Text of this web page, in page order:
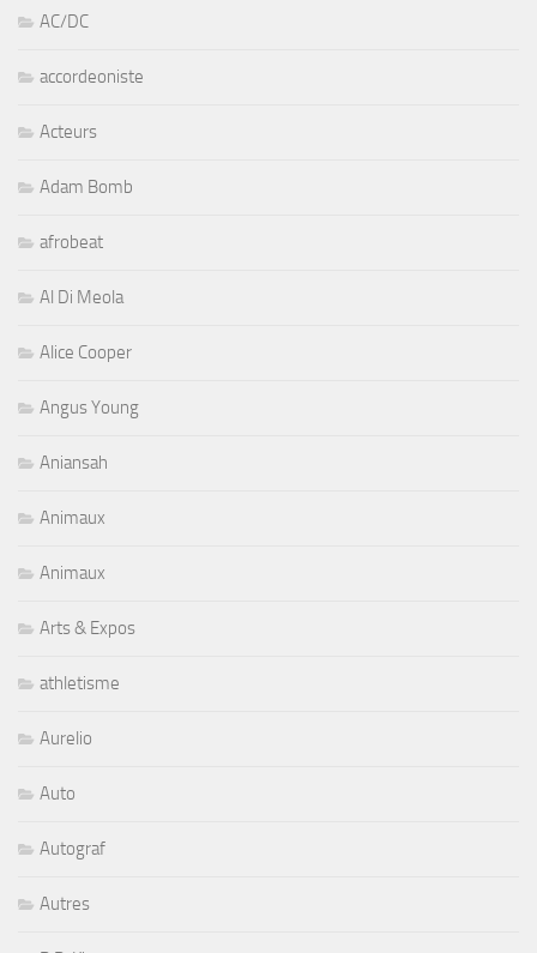
AC/DC
accordeoniste
Acteurs
Adam Bomb
afrobeat
Al Di Meola
Alice Cooper
Angus Young
Aniansah
Animaux
Animaux
Arts & Expos
athletisme
Aurelio
Auto
Autograf
Autres